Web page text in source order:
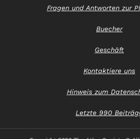
Fragen und Antworten zur
Buecher
Geschäft
Kontaktiere uns
Hinweis zum
Letzte 990